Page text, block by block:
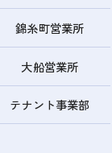
錦糸町営業所
大船営業所
テナント事業部